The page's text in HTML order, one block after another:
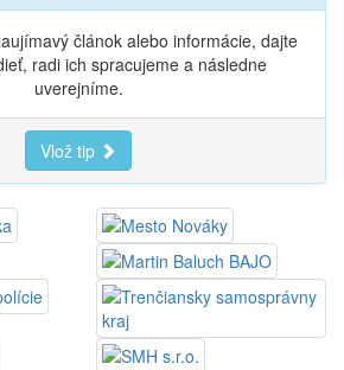
článok alebo informácie, dajte
radi ich spracujeme a následne
uverejníme.
Vlož tip